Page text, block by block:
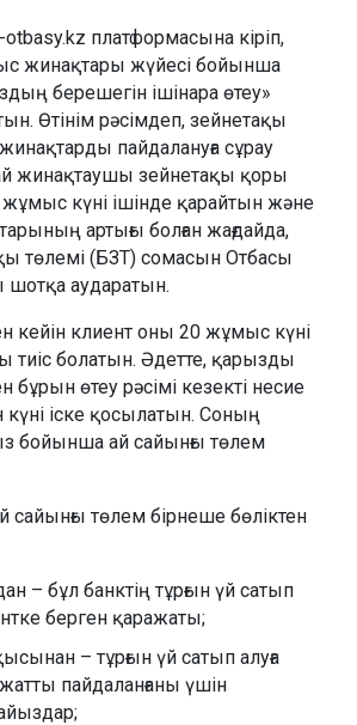
платформасына кіріп,
жинақтары жүйесі бойынша
берешегін ішінара өтеу»
Өтінім рәсімдеп, зейнетақы
пайдалануға сұрау
жинақтаушы зейнетақы қоры
күні ішінде қарайтын және
артығы болған жағдайда,
төлемі (БЗТ) сомасын Отбасы
шотқа аударатын.
кейін клиент оны 20 жұмыс күні
тиіс болатын. Әдетте, қарызды
бұрын өтеу рәсімі кезекті несие
күні іске қосылатын. Соның
бойынша ай сайынғы төлем
төлем бірнеше бөліктен
– бұл банктің тұрғын үй сатып
берген қаражаты;
– тұрғын үй сатып алуға
пайдаланғаны үшін